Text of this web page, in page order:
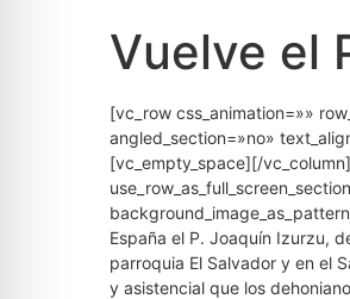
Vuelve el
[vc_row css_animation=»»
angled_section=»no»
[vc_empty_space][/
España el P. Joaquín Izurzu,
parroquia El Salvador y en el
y asistencial que los